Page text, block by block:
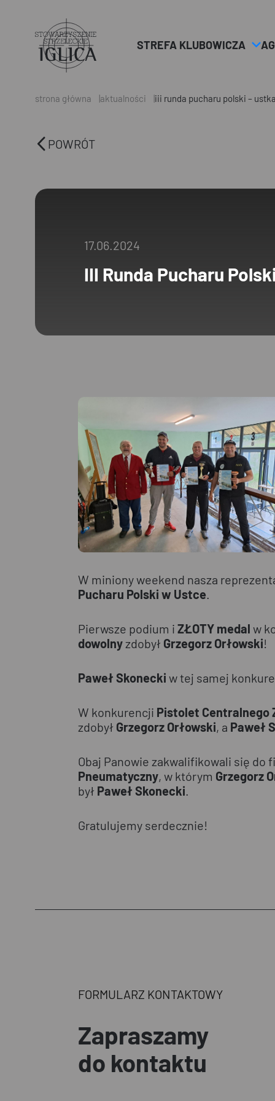
Header
Logo
STREFA KLUBOWICZA
strona główna aktualności iii runda pucharu polski – ustka
POWRÓT
17.06.2024
III Runda Pucharu
W miniony weekend nasza
Pucharu Polski w Ustce
Pierwsze podium i ZŁOTY medal w
dowolnyzdobył Grzegorz Orłowski!
Paweł Skonecki w tej samej
W konkurencji Pistolet Centralnego
zdobył Grzegorz Orłowski, a Paweł
Obaj Panowie zakwalifikowali się do
Pneumatyczny, w którym Grzegorz
był Paweł Skonecki
Gratulujemy serdecznie!
FORMULARZ KONTAKTOWY
Zapraszamy
do kontaktu